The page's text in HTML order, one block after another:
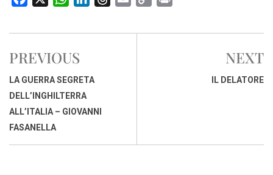
c
b
o
o
k
a
s
A
p
p
n
d
n
r
a
p
i
PREVIOUS
LA GUERRA SEGRETA
DELL’INGHILTERRA
ALL’ITALIA – GIOVANNI
FASANELLA
NEXT
IL DELATORE